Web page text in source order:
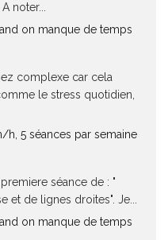
noter...
on manque de temps
complexe car cela
le stress quotidien,
h, 5 séances par semaine
séance de : "
et de lignes droites". Je...
on manque de temps